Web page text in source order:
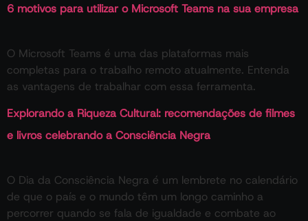
6 motivos para utilizar o Microsoft Teams na sua empresa
O Microsoft Teams é uma das plataformas mais
completas para o trabalho remoto atualmente. Entenda
as vantagens de trabalhar com essa ferramenta.
Explorando a Riqueza Cultural: recomendações de filmes
e livros celebrando a Consciência Negra
O Dia da Consciência Negra é um lembrete no calendário
de que o país e o mundo têm um longo caminho a
percorrer quando se fala de igualdade e combate ao